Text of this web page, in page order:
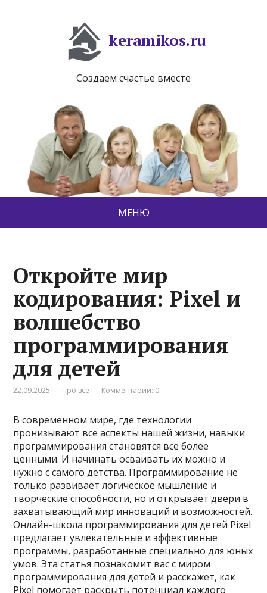
keramikos.ru
Создаем счастье вместе
МЕНЮ
Откройте мир
кодирования: Pixel и
волшебство
программирования
для детей
22.09.2025 Про все Комментарии: 0
В современном мире, где технологии
пронизывают все аспекты нашей жизни, навыки
программирования становятся все более
ценными. И начинать осваивать их можно и
нужно с самого детства. Программирование не
только развивает логическое мышление и
творческие способности, но и открывает двери в
захватывающий мир инноваций и возможностей.
Онлайн-школа программирования для детей Pixel
предлагает увлекательные и эффективные
программы, разработанные специально для юных
умов. Эта статья познакомит вас с миром
программирования для детей и расскажет, как
Pixel помогает раскрыть потенциал каждого